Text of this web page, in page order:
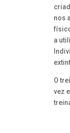
nos
a
O
vez